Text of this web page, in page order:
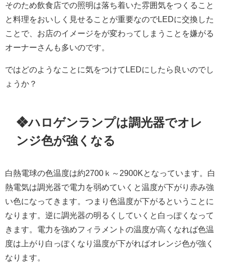
そのため飲食店での照明は落ち着いた雰囲気をつくること
と料理をおいしく見せることが重要なのでLEDに交換した
ことで、お店のイメージをが変わってしまうことを嫌がる
オーナーさんも多いのです。
ではどのようなことに気をつけてLEDにしたら良いのでし
ょうか？
❖ハロゲンランプは調光器でオレ
ンジ色が強くなる
白熱電球の色温度は約2700ｋ～2900Kとなっています。白
熱電気は調光器で電力を弱めていくと温度が下がり赤み強
い色になってきます。つまり色温度が下がるということに
なります。 逆に調光器の明るくしていくと白っぽくなって
きます。電力を強めフィラメントの温度が高くなれば色温
度は上がり白っぽくなり温度が下がればオレンジ色が強く
なります。